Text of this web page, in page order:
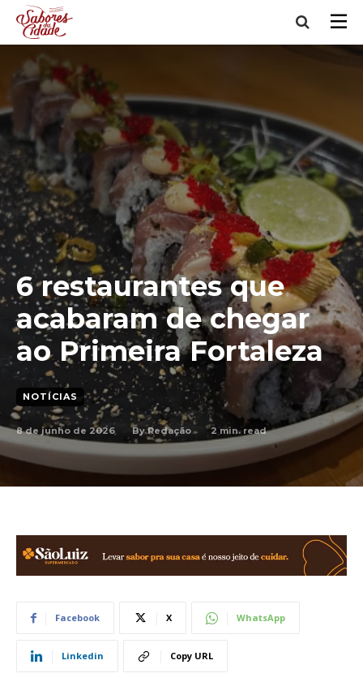
6 restaurantes que
acabaram de chegar
ao Primeira Fortaleza
NOTÍCIAS
8 de junho de 2026 By Redação 2 min. read
Facebook X WhatsApp
Linkedin Copy URL